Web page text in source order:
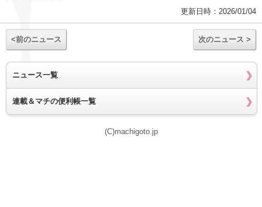
更新日時：2026/01/04
<前のニュース 次のニュース >
ニュース一覧
連載＆マチの便利帳一覧
(C)machigoto.jp